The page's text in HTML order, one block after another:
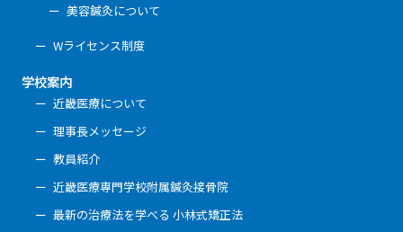
美容鍼灸について
Wライセンス制度
学校案内
近畿医療について
理事長メッセージ
教員紹介
近畿医療専門学校附属鍼灸接骨院
最新の治療法を学べる 小林式矯正法